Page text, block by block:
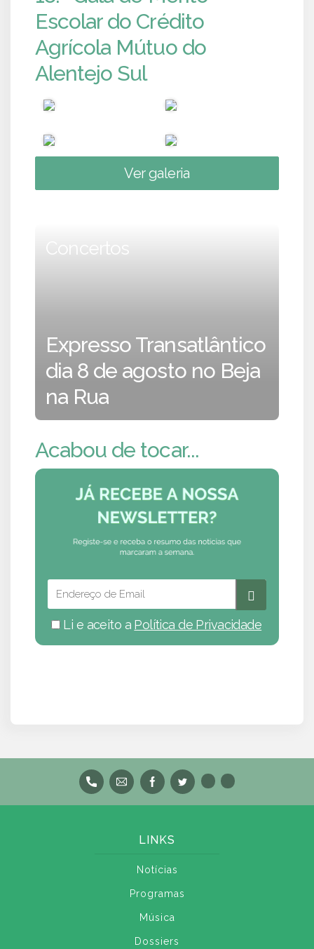
Escolar do Crédito
Agrícola Mútuo do
Alentejo Sul
Ver galeria
Concertos
Expresso Transatlântico
dia 8 de agosto no Beja
na Rua
Acabou de tocar...
Li e aceito a Política de Privacidade
LINKS
Notícias
Programas
Música
Dossiers